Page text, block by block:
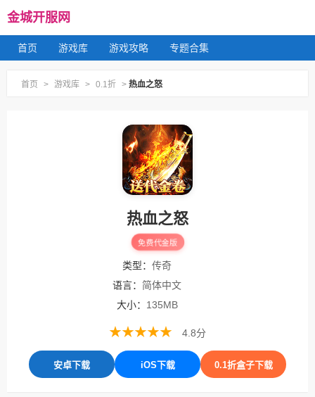
金城开服网
首页 游戏库 游戏攻略 专题合集
首页 > 游戏库 > 0.1折 > 热血之怒
热血之怒
免费代金版
类型： 传奇
语言： 简体中文
大小： 135MB
★★★★★ 4.8分
安卓下载 iOS下载 0.1折盒子下载